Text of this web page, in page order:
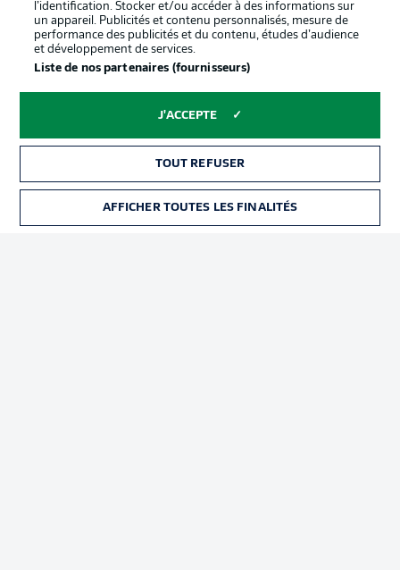
services
Mentions Légales Gérer mes préférences
Diffuseurs
Travaux Contact
l’identification. Stocker et/ou accéder à des informations sur
un appareil. Publicités et contenu personnalisés, mesure de
performance des publicités et du contenu, études d’audience
et développement de services.
Liste de nos partenaires (fournisseurs)
J'ACCEPTE
TOUT REFUSER
AFFICHER TOUTES LES FINALITÉS